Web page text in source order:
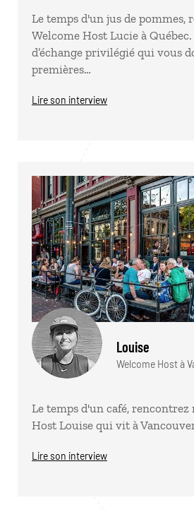
Le temps d'un jus de pommes,
Welcome Host Lucie à
d’échange privilégié qui vous
premières…
Lire son interview
Louise
Welcome Host à
Le temps d'un café, rencontrez
Host Louise qui vit à
Lire son interview